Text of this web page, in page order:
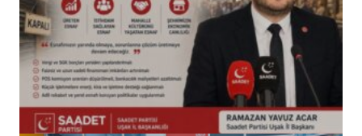
(başlıksız)
Alaattin Karahan tarafından 14/07/2026